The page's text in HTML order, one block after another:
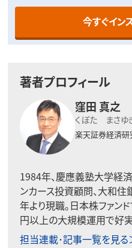
今すぐイン
著者プロフィール
窪田 真之
くぼた まさゆ
楽天証券経済研
1984年、慶應義塾大学経
ンカース投資顧問、大和
年より現職。日本株ファン
円以上の大規模運用で好実
担当連載･記事一覧を見る